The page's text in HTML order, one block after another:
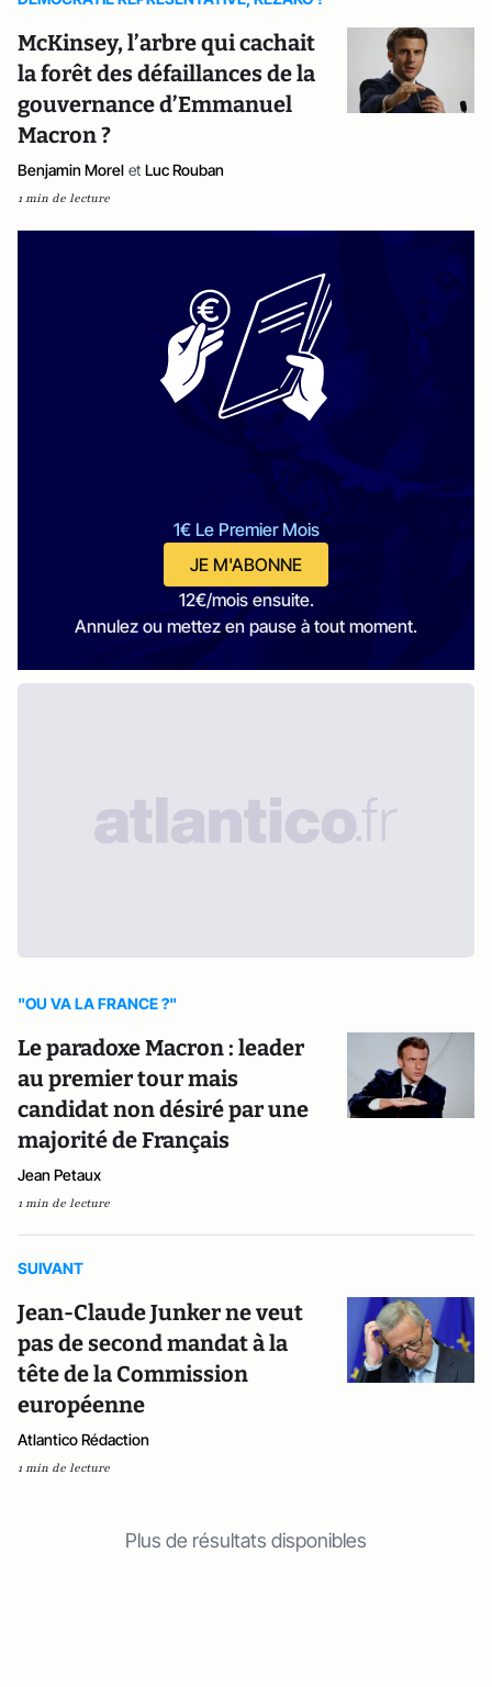
McKinsey, l’arbre qui cachait
la forêt des défaillances de la
gouvernance d’Emmanuel
Macron ?
Benjamin Morel et Luc Rouban
1 min de lecture
1€ Le Premier Mois
JE M'ABONNE
12€/mois ensuite.
Annulez ou mettez en pause à tout moment.
"OU VA LA FRANCE ?"
Le paradoxe Macron : leader
au premier tour mais
candidat non désiré par une
majorité de Français
Jean Petaux
1 min de lecture
SUIVANT
Jean-Claude Junker ne veut
pas de second mandat à la
tête de la Commission
européenne
Atlantico Rédaction
1 min de lecture
Plus de résultats disponibles